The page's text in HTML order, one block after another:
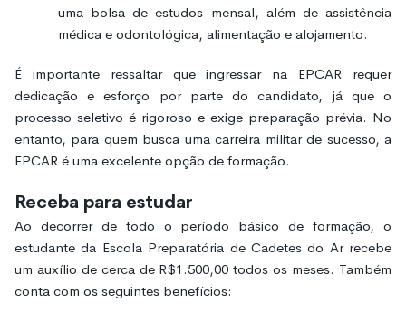
uma bolsa de estudos mensal, além de assistência
médica e odontológica, alimentação e alojamento.
É importante ressaltar que ingressar na EPCAR requer
dedicação e esforço por parte do candidato, já que o
processo seletivo é rigoroso e exige preparação prévia. No
entanto, para quem busca uma carreira militar de sucesso, a
EPCAR é uma excelente opção de formação.
Receba para estudar
Ao decorrer de todo o período básico de formação, o
estudante da Escola Preparatória de Cadetes do Ar recebe
um auxílio de cerca de R$1.500,00 todos os meses. Também
conta com os seguintes benefícios: